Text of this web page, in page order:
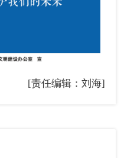
[责任编辑：刘海]